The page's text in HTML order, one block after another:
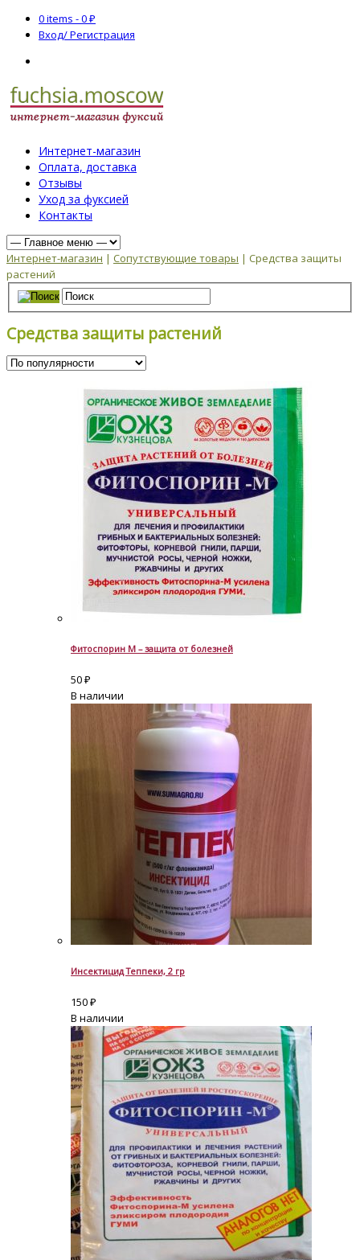
0 items -0₽
Вход/ Регистрация
Интернет-магазин
Оплата, доставка
Отзывы
Уход за фуксией
Контакты
Интернет-магазин | Сопутствующие товары | Средства защиты
растений
Средства защиты растений
Фитоспорин М – защита от болезней
50₽
В наличии
Инсектицид Теппеки, 2 гр
150₽
В наличии